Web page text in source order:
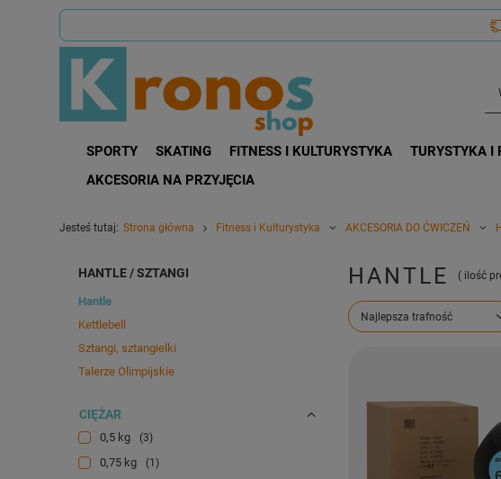
SPORTY SKATING FITNESS I KULTURYSTYKA TURYSTYKA I
AKCESORIA NA PRZYJĘCIA
Jesteś tutaj: Strona główna Fitness i Kulturystyka AKCESORIA DO ĆWICZEŃ
HANTLE / SZTANGI
Hantle
Kettlebell
Sztangi, sztangielki
Talerze Olimpijskie
CIĘŻAR
0,5 kg 3
0,75 kg 1
HANTLE ( ilość
Zmień sortowanie
Najlepsza trafność